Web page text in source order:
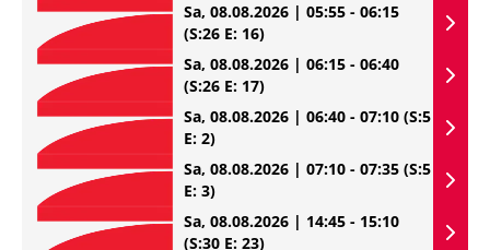
Sa, 08.08.2026 | 05:55 - 06:15
(S:26 E: 16)
Sa, 08.08.2026 | 06:15 - 06:40
(S:26 E: 17)
Sa, 08.08.2026 | 06:40 - 07:10 (S:5
E: 2)
Sa, 08.08.2026 | 07:10 - 07:35 (S:5
E: 3)
Sa, 08.08.2026 | 14:45 - 15:10
(S:30 E: 23)